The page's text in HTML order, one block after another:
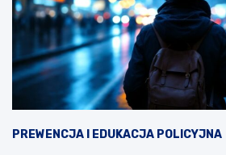
PREWENCJA I EDUKACJA POLICYJNA